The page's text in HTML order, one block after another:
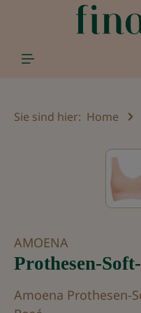
springen
Sie sind hier: Home
Bildergalerie
AMOENA
Prothesen-
Amoena Prothesen-